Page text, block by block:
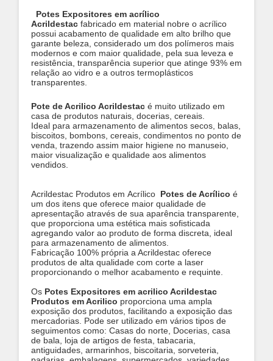
Potes Expositores em acrílico
Acrildestac fabricado em material nobre o acrílico
possui acabamento de qualidade em alto brilho que
garante beleza, considerado um dos polímeros mais
modernos e com maior qualidade, pela sua leveza e
resistência, transparência superior que atinge 93% em
relação ao vidro e a outros termoplásticos
transparentes.
Pote de Acrilico Acrildestac é muito utilizado em
casa de produtos naturais, docerias, cereais.
Ideal para armazenamento de alimentos secos, balas,
biscoitos, bombons, cereais, condimentos no ponto de
venda, trazendo assim maior higiene no manuseio,
maior visualização e qualidade aos alimentos
vendidos.
​Acrildestac Produtos em Acrílico Potes de Acrílico é
um dos itens que oferece maior qualidade de
apresentação através de sua aparência transparente,
que proporciona uma estética mais sofisticada
agregando valor ao produto de forma discreta, ideal
para armazenamento de alimentos.
Fabricação 100% própria a Acrildestac oferece
produtos de alta qualidade com corte a laser
proporcionando o melhor acabamento e requinte.
Os Potes Expositores em acrilico Acrildestac
Produtos em Acrilico proporciona uma ampla
exposição dos produtos, facilitando a exposição das
mercadorias. Pode ser utilizado em vários tipos de
seguimentos como: Casas do norte, Docerias, casa
de bala, loja de artigos de festa, tabacaria,
antiguidades, armarinhos, biscoitaria , sorveteria,